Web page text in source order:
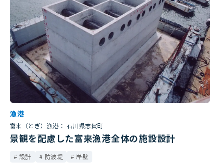
漁港
富来（とぎ）漁港： 石川県志賀町
景観を配慮した富来漁港全体の施設設計
設計 防波堤 岸壁